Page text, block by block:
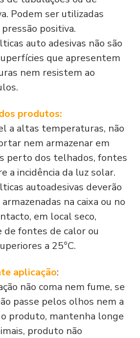
Podem ser utilizadas
positiva.
auto adesivas não são
que apresentem
nem resistem ao
produtos:
a altas temperaturas, não
nem armazenar em
perto dos telhados, fontes
a incidência da luz solar.
autoadesivas deverão
na caixa ou no
em local seco,
fontes de calor ou
a 25°C.
aplicação:
não coma nem fume, se
passe pelos olhos nem a
o produto, mantenha longe
produto não